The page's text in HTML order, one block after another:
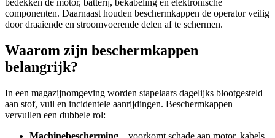
componenten. Daarnaast houden beschermkappen de operator veilig
door draaiende en stroomvoerende delen af te schermen.
Waarom zijn beschermkappen
belangrijk?
In een magazijnomgeving worden stapelaars dagelijks blootgesteld
aan stof, vuil en incidentele aanrijdingen. Beschermkappen
vervullen een dubbele rol:
Machinebescherming – voorkomt schade aan motor, kabels